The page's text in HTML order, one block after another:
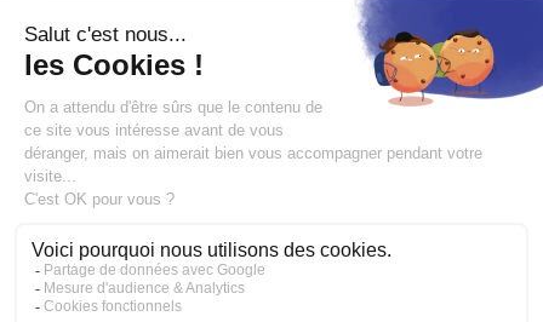
edisac.com
edisac.nl.
Rejoignez la communauté edisac :
Des modeuses comblées